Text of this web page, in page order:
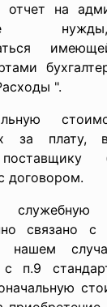
отчет на
".
за плату,
договором.
связано с
нашем
с п.9